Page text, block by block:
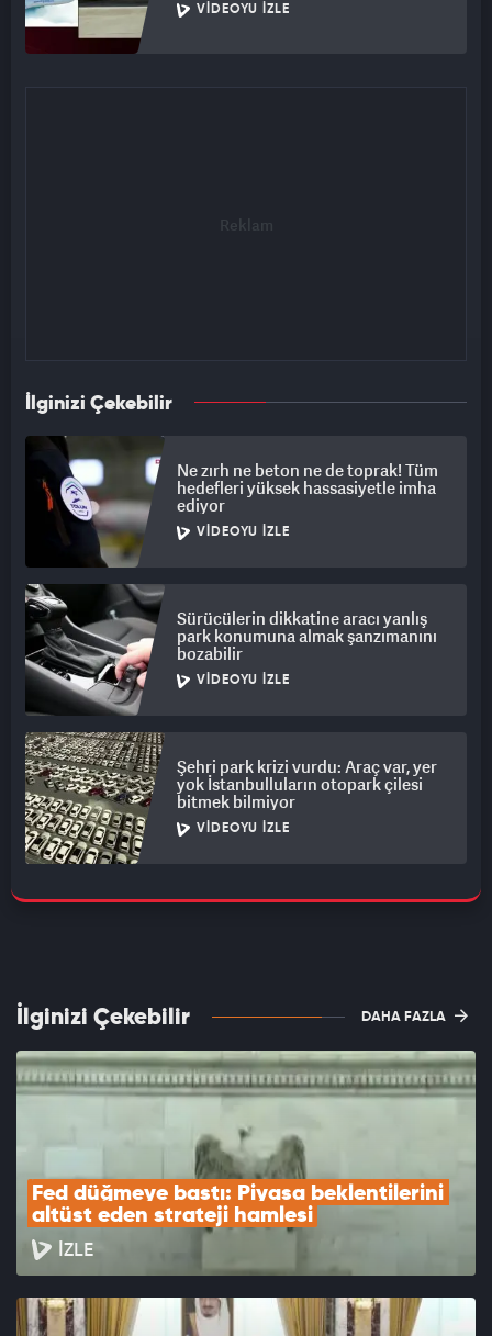
VIDEOYU İZLE
İlginizi Çekebilir
Ne zırh ne beton ne de toprak! Tüm
hedefleri yüksek hassasiyetle imha
ediyor
VIDEOYU İZLE
Sürücülerin dikkatine aracı yanlış
park konumuna almak şanzımanını
bozabilir
VIDEOYU İZLE
Şehri park krizi vurdu: Araç var, yer
yok İstanbulluların otopark çilesi
bitmek bilmiyor
VIDEOYU İZLE
İlginizi Çekebilir DAHA FAZLA
Fed düğmeye bastı: Piyasa beklentilerini
altüst eden strateji hamlesi
İZLE